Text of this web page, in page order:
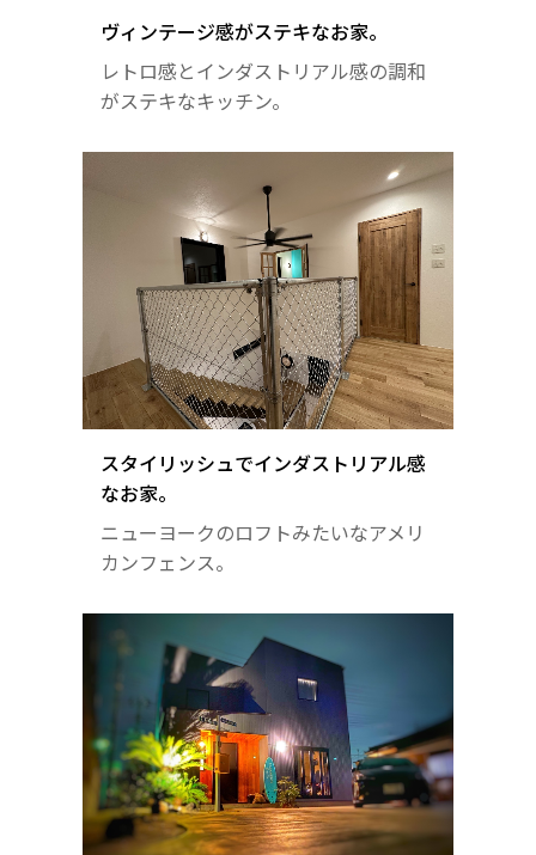
ヴィンテージ感がステキなお家。
レトロ感とインダストリアル感の調和
がステキなキッチン。
スタイリッシュでインダストリアル感
なお家。
ニューヨークのロフトみたいなアメリ
カンフェンス。